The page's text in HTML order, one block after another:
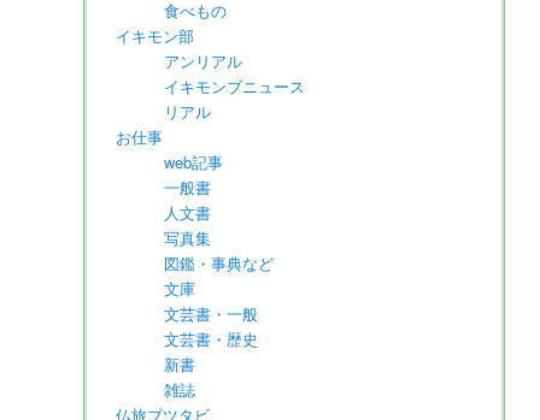
食べもの
イキモン部
アンリアル
イキモンブニュース
リアル
お仕事
web記事
一般書
人文書
写真集
図鑑・事典など
文庫
文芸書・一般
文芸書・歴史
新書
雑誌
仏旅ブツタビ